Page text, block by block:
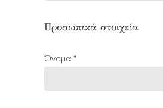
Προσωπικά στοιχεία
Όνομα *